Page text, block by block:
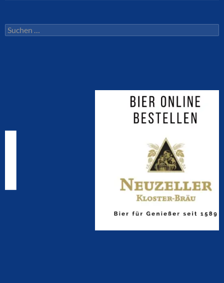
Suchen
nach: